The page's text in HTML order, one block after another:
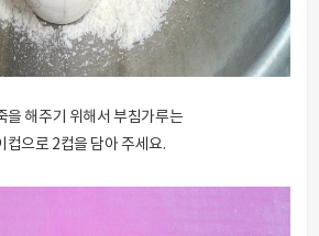
해주기 위해서 부침가루는
컵으로 2컵을 담아 주세요.